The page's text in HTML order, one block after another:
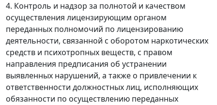
4. Контроль и надзор за полнотой и качеством
осуществления лицензирующим органом
переданных полномочий по лицензированию
деятельности, связанной с оборотом наркотических
средств и психотропных веществ, с правом
направления предписания об устранении
выявленных нарушений, а также о привлечении к
ответственности должностных лиц, исполняющих
обязанности по осуществлению переданных